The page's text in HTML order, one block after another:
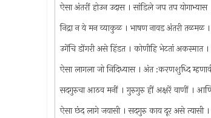
ऐसा अंतरीं होउन उदास । सांडिले जप तप
निद्रा न ये मन व्याकुळ । भाषण नावड अंतरी
उगेंचि डोंगरी असे हिंडत । कोणीहि भेटतां
ऐसा लागला जो निदिध्यास । अंत :करणशुध्दि
सदगुरुचा आठव मनीं । गुरुगुरु हीं अक्षरें वाणीं । आणि
ऐसा छंद लागे जयासी । सदगुरु काय दूर असे त्यासी